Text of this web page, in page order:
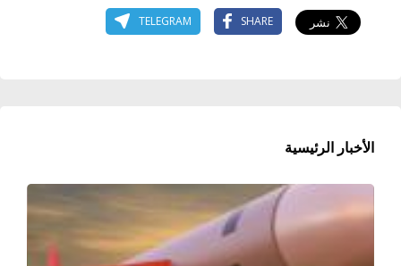
SHARE
TELEGRAM
الأخبار الرئيسية